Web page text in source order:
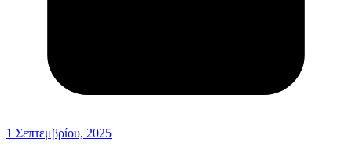
1 Σεπτεμβρίου, 2025